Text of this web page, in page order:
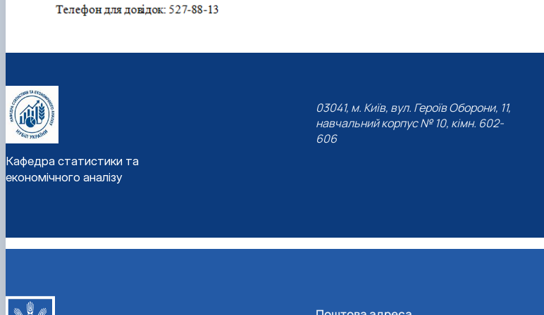
Кафедра статистики та
економічного аналізу
03041, м. Київ, вул. Героїв Оборони, 11,
навчальний корпус № 10, кімн. 602-
606